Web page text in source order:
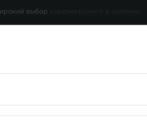
в наличии -